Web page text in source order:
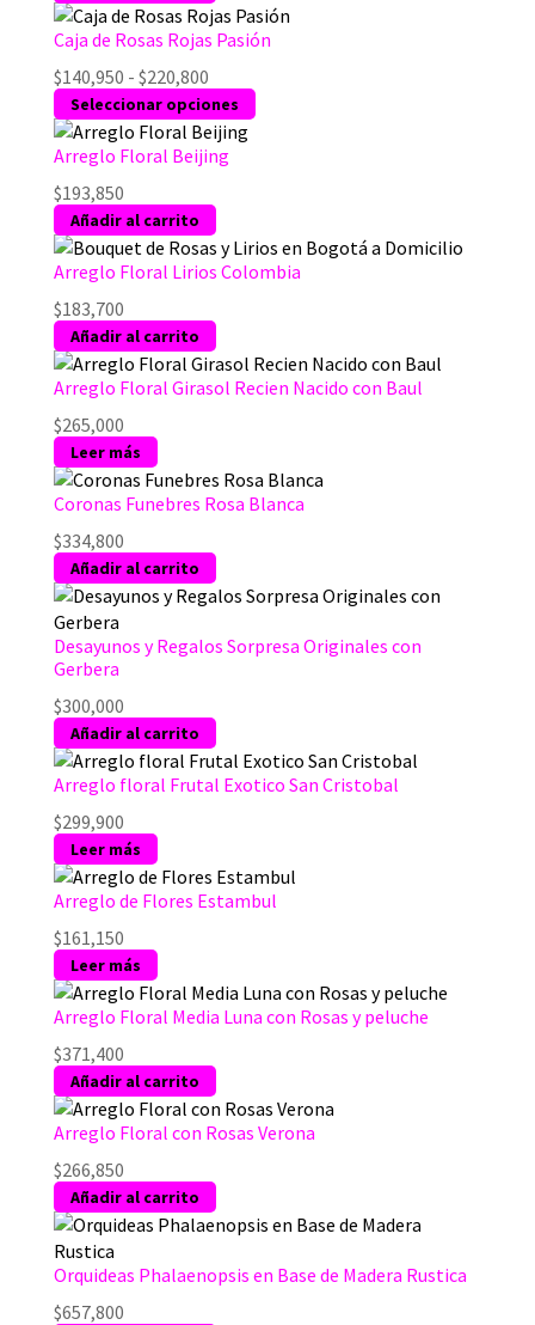
Caja de Rosas Rojas Pasión
$140,950 - $220,800Rango
de
precios:
desde
hasta
$220,800
Seleccionar opciones
Este
opciones
se
en
la
producto
Arreglo Floral Beijing
$193,850
Añadir al carrito
Arreglo Floral Lirios Colombia
$183,700
Añadir al carrito
Arreglo Floral Girasol Recien Nacido con Baul
$265,000
Leer más
Coronas Funebres Rosa Blanca
$334,800
Añadir al carrito
Desayunos y Regalos Sorpresa Originales con
Gerbera
$300,000
Añadir al carrito
Arreglo floral Frutal Exotico San Cristobal
$299,900
Leer más
Arreglo de Flores Estambul
$161,150
Leer más
Arreglo Floral Media Luna con Rosas y peluche
$371,400
Añadir al carrito
Arreglo Floral con Rosas Verona
$266,850
Añadir al carrito
Orquideas Phalaenopsis en Base de Madera Rustica
$657,800